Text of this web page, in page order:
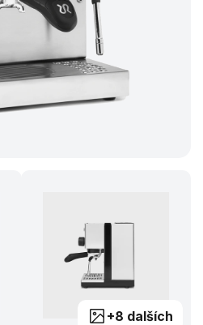
+8 dalších